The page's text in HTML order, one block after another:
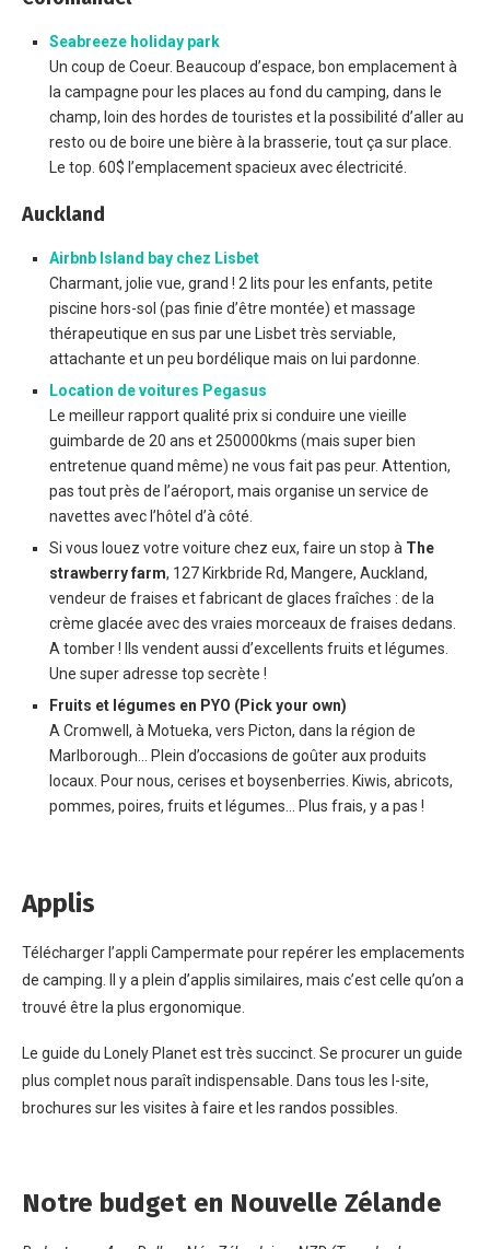
Seabreeze holiday park
Un coup de Coeur. Beaucoup d’espace, bon emplacement à
la campagne pour les places au fond du camping, dans le
champ, loin des hordes de touristes et la possibilité d’aller au
resto ou de boire une bière à la brasserie, tout ça sur place.
Le top. 60$ l’emplacement spacieux avec électricité.
Auckland
Airbnb Island bay chez Lisbet
Charmant, jolie vue, grand ! 2 lits pour les enfants, petite
piscine hors-sol (pas finie d’être montée) et massage
thérapeutique en sus par une Lisbet très serviable,
attachante et un peu bordélique mais on lui pardonne.
Location de voitures Pegasus
Le meilleur rapport qualité prix si conduire une vieille
guimbarde de 20 ans et 250000kms (mais super bien
entretenue quand même) ne vous fait pas peur. Attention,
pas tout près de l’aéroport, mais organise un service de
navettes avec l’hôtel d’à côté.
Si vous louez votre voiture chez eux, faire un stop à The
strawberry farm, 127 Kirkbride Rd, Mangere, Auckland,
vendeur de fraises et fabricant de glaces fraîches : de la
crème glacée avec des vraies morceaux de fraises dedans.
A tomber ! Ils vendent aussi d’excellents fruits et légumes.
Une super adresse top secrète !
Fruits et légumes en PYO (Pick your own)
A Cromwell, à Motueka, vers Picton, dans la région de
Marlborough… Plein d’occasions de goûter aux produits
locaux. Pour nous, cerises et boysenberries. Kiwis, abricots,
pommes, poires, fruits et légumes… Plus frais, y a pas !
Applis
Télécharger l’appli Campermate pour repérer les emplacements
de camping. Il y a plein d’applis similaires, mais c’est celle qu’on a
trouvé être la plus ergonomique.
Le guide du Lonely Planet est très succinct. Se procurer un guide
plus complet nous paraît indispensable. Dans tous les I-site,
brochures sur les visites à faire et les randos possibles.
Notre budget en Nouvelle Zélande